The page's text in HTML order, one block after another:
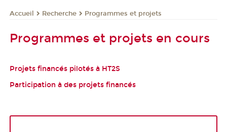
Accueil Recherche Programmes et projets
Programmes et projets en cours
Projets financés pilotés à HT2S
Participation à des projets financés